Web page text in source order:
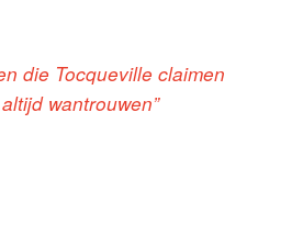
die Tocqueville claimen
wantrouwen”